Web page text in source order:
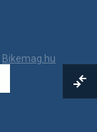
Bikemag.hu